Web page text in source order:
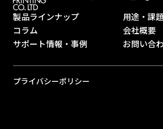
製品ラインナップ
コラム
サポート情報・事例
用途・課題
会社概要
お問い合
プライバシーポリシー